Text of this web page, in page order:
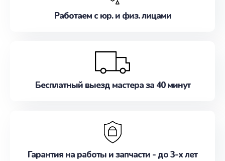
Работаем с юр. и физ. лицами
Бесплатный выезд мастера за 40 минут
Гарантия на работы и запчасти - до 3-х лет